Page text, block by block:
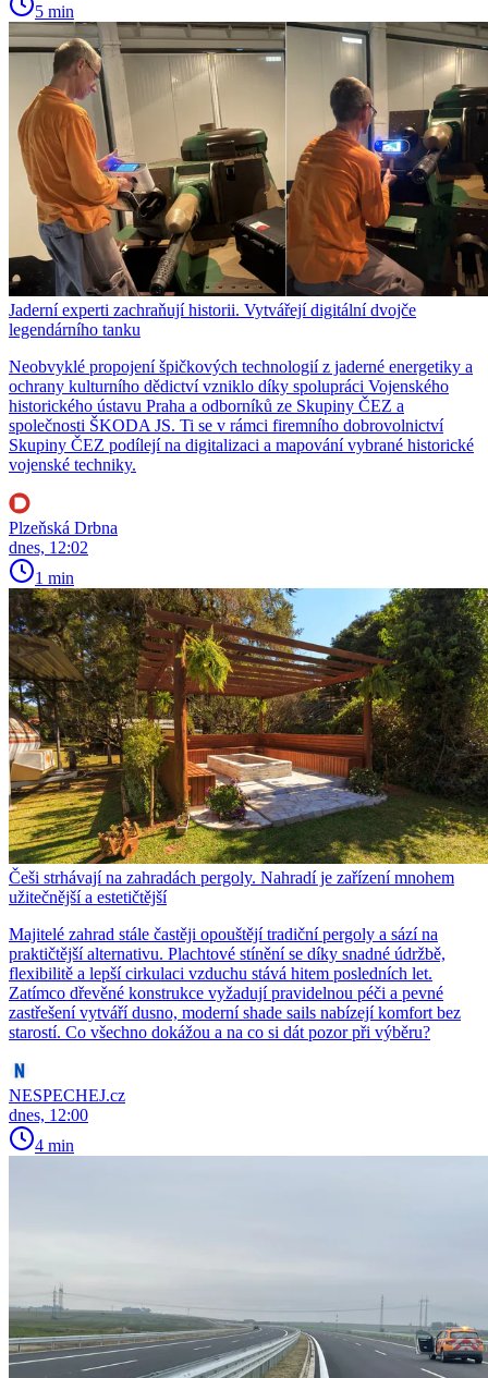
5 min
Jaderní experti zachraňují historii. Vytvářejí digitální dvojče
legendárního tanku
Neobvyklé propojení špičkových technologií z jaderné energetiky a
ochrany kulturního dědictví vzniklo díky spolupráci Vojenského
historického ústavu Praha a odborníků ze Skupiny ČEZ a
společnosti ŠKODA JS. Ti se v rámci firemního dobrovolnictví
Skupiny ČEZ podílejí na digitalizaci a mapování vybrané historické
vojenské techniky.
Plzeňská Drbna
dnes, 12:02
1 min
Češi strhávají na zahradách pergoly. Nahradí je zařízení mnohem
užitečnější a estetičtější
Majitelé zahrad stále častěji opouštějí tradiční pergoly a sází na
praktičtější alternativu. Plachtové stínění se díky snadné údržbě,
flexibilitě a lepší cirkulaci vzduchu stává hitem posledních let.
Zatímco dřevěné konstrukce vyžadují pravidelnou péči a pevné
zastřešení vytváří dusno, moderní shade sails nabízejí komfort bez
starostí. Co všechno dokážou a na co si dát pozor při výběru?
NESPECHEJ.cz
dnes, 12:00
4 min